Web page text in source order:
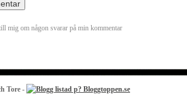
mig om någon svarar på min kommentar
Tore -